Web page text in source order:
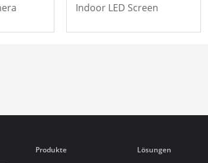
Indoor LED Screen
Produkte
Lösungen